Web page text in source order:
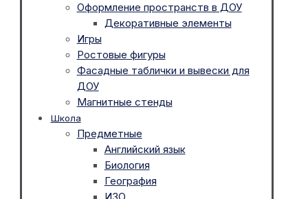
Оформление пространств в ДОУ
Декоративные элементы
Игры
Ростовые фигуры
Фасадные таблички и вывески для
ДОУ
Магнитные стенды
Школа
Предметные
Английский язык
Биология
География